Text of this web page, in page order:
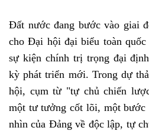
Đất nước đang bước vào giai
cho Đại hội đại biểu toàn
sự kiện chính trị trọng đại
kỳ phát triển mới. Trong dự
hội, cụm từ "tự chủ chiến
một tư tưởng cốt lõi, một bước
nhìn của Đảng về độc lập, tự